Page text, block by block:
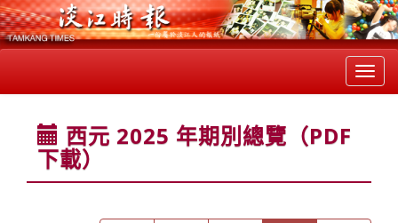
西元 2025 年期別總覽（PDF
下載）